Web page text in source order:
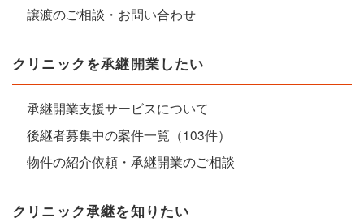
譲渡のご相談・お問い合わせ
クリニックを承継開業したい
承継開業支援サービスについて
後継者募集中の案件一覧（103件）
物件の紹介依頼・承継開業のご相談
クリニック承継を知りたい